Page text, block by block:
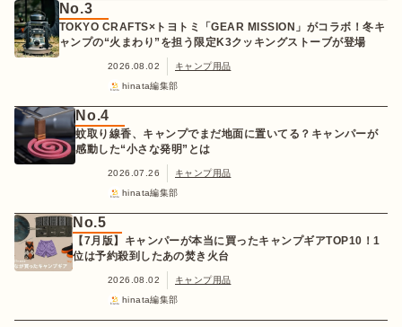
No.3
TOKYO CRAFTS×トヨトミ「GEAR MISSION」がコラボ！冬キ
ャンプの“火まわり”を担う限定K3クッキングストーブが登場
2026.08.02
キャンプ用品
hinata編集部
No.4
蚊取り線香、キャンプでまだ地面に置いてる？キャンパーが
感動した“小さな発明”とは
2026.07.26
キャンプ用品
hinata編集部
No.5
【7月版】キャンパーが本当に買ったキャンプギアTOP10！1
位は予約殺到したあの焚き火台
2026.08.02
キャンプ用品
hinata編集部